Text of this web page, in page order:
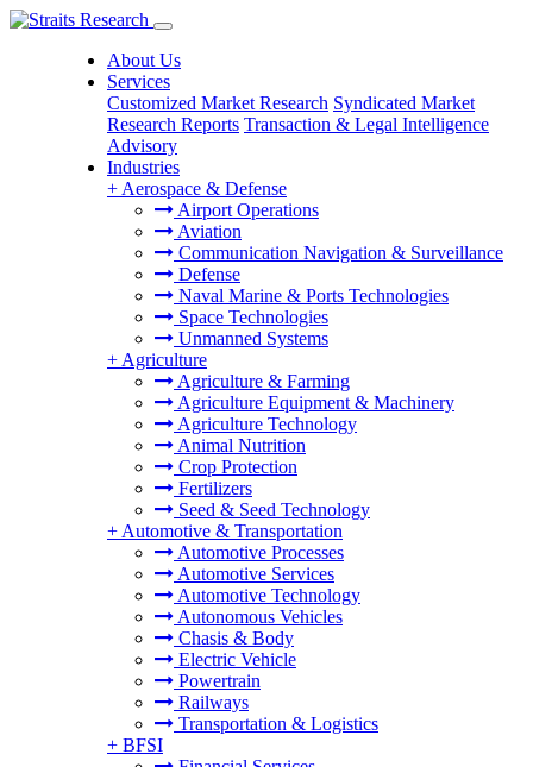
About Us
Services
Customized Market Research Syndicated Market
Research Reports Transaction & Legal Intelligence
Advisory
Industries
+ Aerospace & Defense
Airport Operations
Aviation
Communication Navigation & Surveillance
Defense
Naval Marine & Ports Technologies
Space Technologies
Unmanned Systems
+ Agriculture
Agriculture & Farming
Agriculture Equipment & Machinery
Agriculture Technology
Animal Nutrition
Crop Protection
Fertilizers
Seed & Seed Technology
+ Automotive & Transportation
Automotive Processes
Automotive Services
Automotive Technology
Autonomous Vehicles
Chasis & Body
Electric Vehicle
Powertrain
Railways
Transportation & Logistics
+ BFSI